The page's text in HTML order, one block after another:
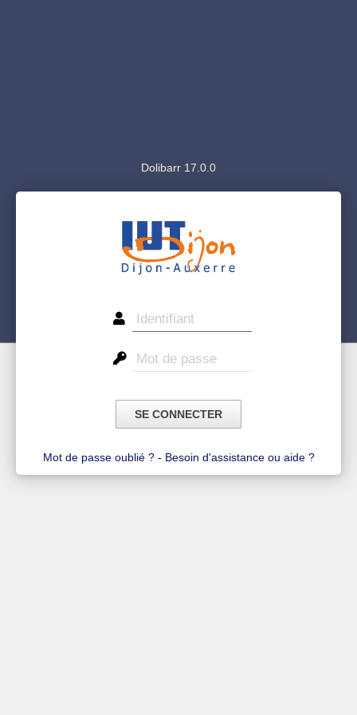
Dolibarr 17.0.0
Mot de passe oublié ?- Besoin d'assistance ou aide ?